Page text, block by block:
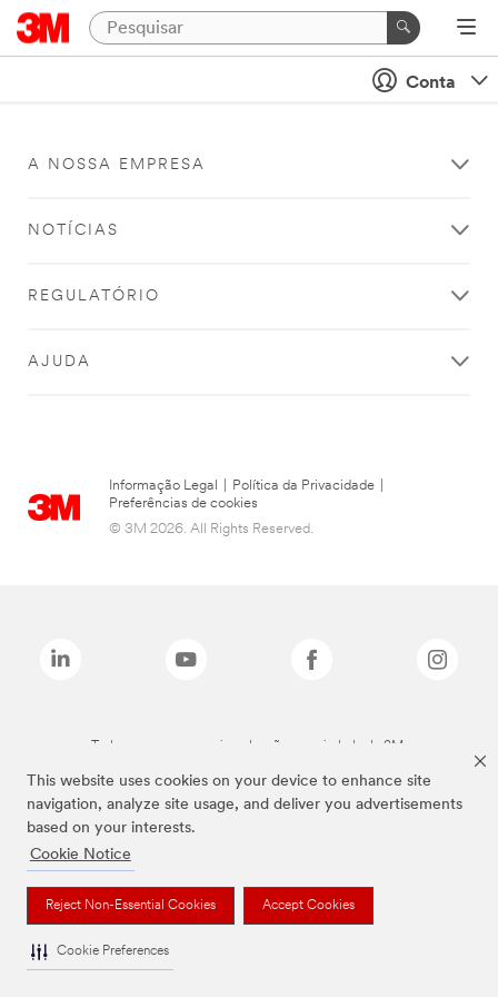
This website uses cookies on your device to enhance site
navigation, analyze site usage, and deliver you advertisements
based on your interests.
Cookie Notice
Reject Non-Essential Cookies Accept Cookies
Cookie Preferences
Conta
A NOSSA EMPRESA
NOTÍCIAS
REGULATÓRIO
AJUDA
Informação Legal Política da Privacidade
Preferências de cookies
© 3M 2026. All Rights Reserved.
Todas as marcas mencionadas são propriedade da 3M.